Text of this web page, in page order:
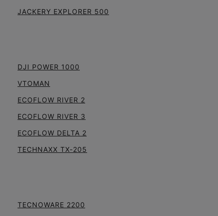
JACKERY EXPLORER 500
DJI POWER 1000
VTOMAN
ECOFLOW RIVER 2
ECOFLOW RIVER 3
ECOFLOW DELTA 2
TECHNAXX TX-205
TECNOWARE 2200